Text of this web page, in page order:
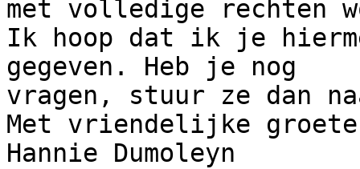
met volledige rechten
Ik hoop dat ik je
gegeven. Heb je nog
vragen, stuur ze dan
Met vriendelijke
Hannie Dumoleyn